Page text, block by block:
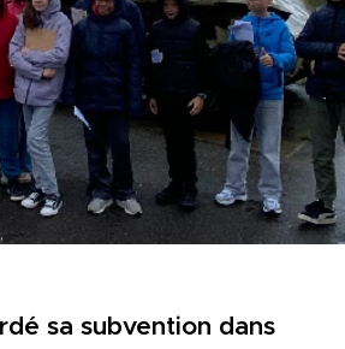
sa subvention dans